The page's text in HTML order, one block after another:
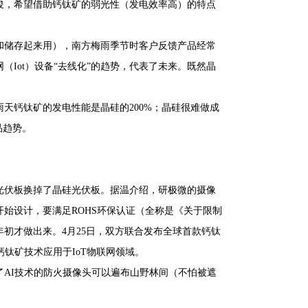
希望借助钙钛矿的弱光性（发电效率高）的特点
存起来用），南方梅雨季节时客户反馈产品经常
Iot）设备“去线化”的趋势，代表了未来。既然晶
钙钛矿的发电性能是晶硅的200%；晶硅很难做成
势。
板换掉了晶硅光伏板。据温介绍，研极微的摄像
设计，要满足ROHS环保认证（全称是《关于限制
才做出来。4月25日，双方联合发布全球首款钙钛
矿技术应用于IoT物联网领域。
技术的防火摄像头可以遍布山野林间（不怕被遮